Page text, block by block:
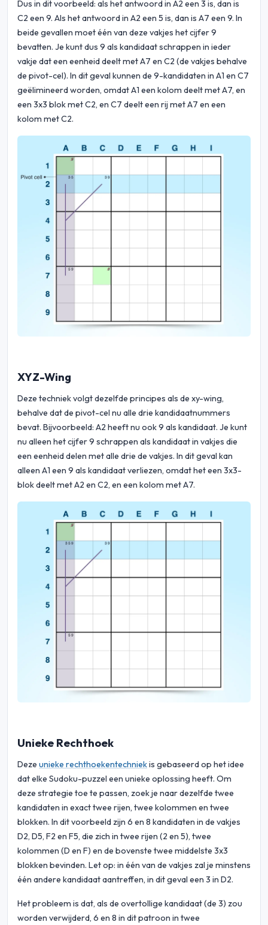
Dus in dit voorbeeld: als het antwoord in A2 een 3 is, dan is
C2 een 9. Als het antwoord in A2 een 5 is, dan is A7 een 9. In
beide gevallen moet één van deze vakjes het cijfer 9
bevatten. Je kunt dus 9 als kandidaat schrappen in ieder
vakje dat een eenheid deelt met A7 en C2 (de vakjes behalve
de pivot-cel). In dit geval kunnen de 9-kandidaten in A1 en C7
geëlimineerd worden, omdat A1 een kolom deelt met A7, en
een 3x3 blok met C2, en C7 deelt een rij met A7 en een
kolom met C2.
XYZ-Wing
Deze techniek volgt dezelfde principes als de xy-wing,
behalve dat de pivot-cel nu alle drie kandidaatnummers
bevat. Bijvoorbeeld: A2 heeft nu ook 9 als kandidaat. Je kunt
nu alleen het cijfer 9 schrappen als kandidaat in vakjes die
een eenheid delen met alle drie de vakjes. In dit geval kan
alleen A1 een 9 als kandidaat verliezen, omdat het een 3x3-
blok deelt met A2 en C2, en een kolom met A7.
Unieke Rechthoek
Deze unieke rechthoekentechniekis gebaseerd op het idee
dat elke Sudoku-puzzel een unieke oplossing heeft. Om
deze strategie toe te passen, zoek je naar dezelfde twee
kandidaten in exact twee rijen, twee kolommen en twee
blokken. In dit voorbeeld zijn 6 en 8 kandidaten in de vakjes
D2, D5, F2 en F5, die zich in twee rijen (2 en 5), twee
kolommen (D en F) en de bovenste twee middelste 3x3
blokken bevinden. Let op: in één van de vakjes zal je minstens
één andere kandidaat aantreffen, in dit geval een 3 in D2.
Het probleem is dat, als de overtollige kandidaat (de 3) zou
worden verwijderd, 6 en 8 in dit patroon in twee